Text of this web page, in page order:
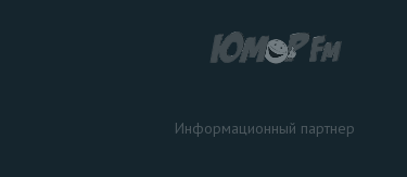
Информационный партнер